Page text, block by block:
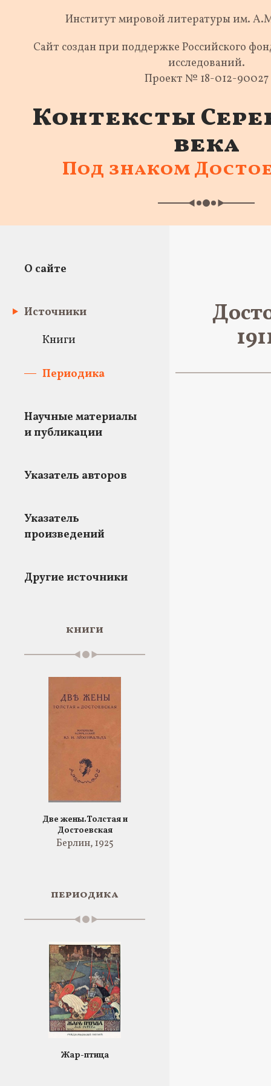
Институт мировой литературы им.
Сайт создан при поддержке Российского
исследований.
Проект № 18-012-90027
Контексты
века
Под знаком
О сайте
Источники
Книги
Периодика
Научные материалы
и публикации
Указатель авторов
Указатель
произведений
Другие источники
книги
Две жены.Толстая и
Достоевская
Берлин, 1925
периодика
Жар-птица